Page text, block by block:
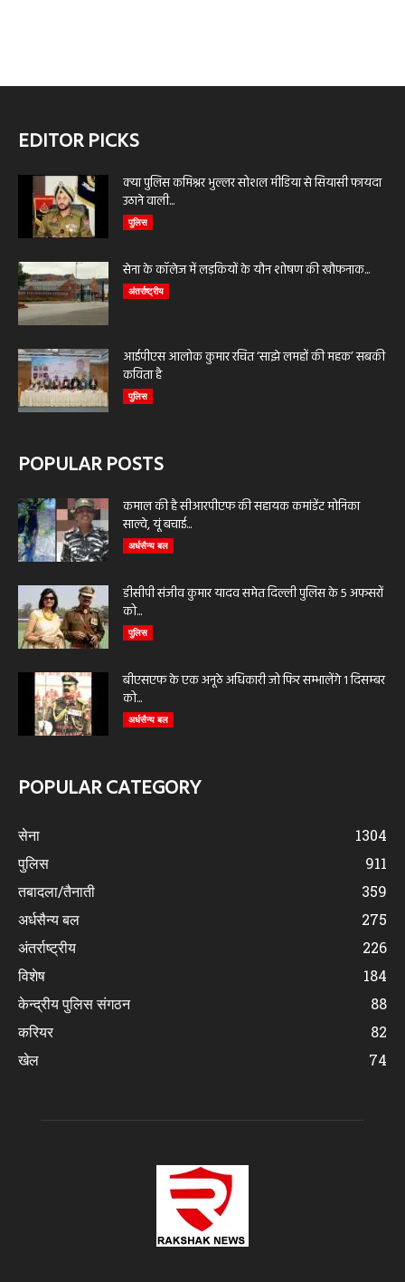
EDITOR PICKS
क्या पुलिस कमिश्नर भुल्लर सोशल मीडिया से सियासी फायदा
उठाने वाली...
पुलिस
सेना के कॉलेज में लड़कियों के यौन शोषण की खौफनाक...
अंतर्राष्ट्रीय
आईपीएस आलोक कुमार रचित ‘साझे लमहों की महक’ सबकी
कविता है
पुलिस
POPULAR POSTS
कमाल की है सीआरपीएफ की सहायक कमांडेंट मोनिका
साल्वे, यूं बचाई...
अर्धसैन्य बल
डीसीपी संजीव कुमार यादव समेत दिल्ली पुलिस के 5 अफसरों
को...
पुलिस
बीएसएफ के एक अनूठे अधिकारी जो फिर सम्भालेंगे 1 दिसम्बर
को...
अर्धसैन्य बल
POPULAR CATEGORY
सेना
1304
पुलिस
911
तबादला/तैनाती
359
अर्धसैन्य बल
275
अंतर्राष्ट्रीय
226
विशेष
184
केन्द्रीय पुलिस संगठन
88
करियर
82
खेल
74